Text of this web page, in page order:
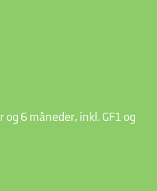
6 måneder, inkl. GF1 og